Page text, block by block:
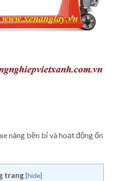
nâng bền bỉ và hoạt động ổn
trang [hide]